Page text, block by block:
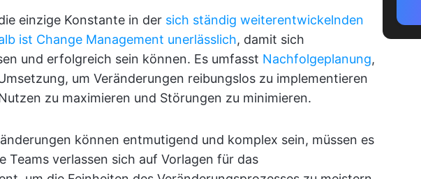
einzige Konstante in der sich ständig weiterentwickelnden
ist Change Management unerlässlich, damit sich
und erfolgreich sein können. Es umfasst Nachfolgeplanung,
um Veränderungen reibungslos zu implementieren
zu maximieren und Störungen zu minimieren.
können entmutigend und komplex sein, müssen es
Teams verlassen sich auf Vorlagen für das